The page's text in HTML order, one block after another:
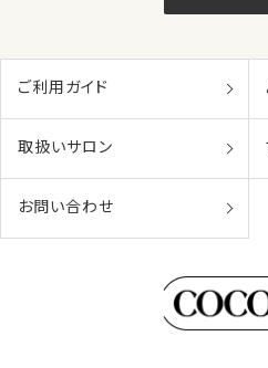
ご利用ガイド
取扱いサロン
お問い合わせ